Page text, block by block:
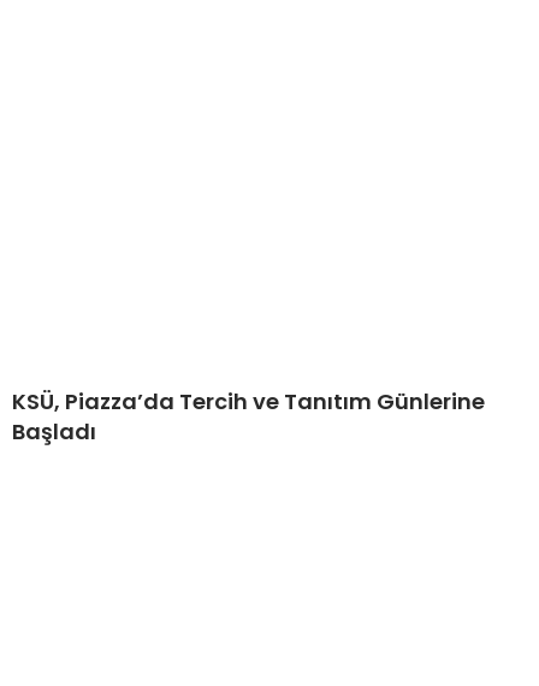
KSÜ, Piazza’da Tercih ve Tanıtım Günlerine
Başladı